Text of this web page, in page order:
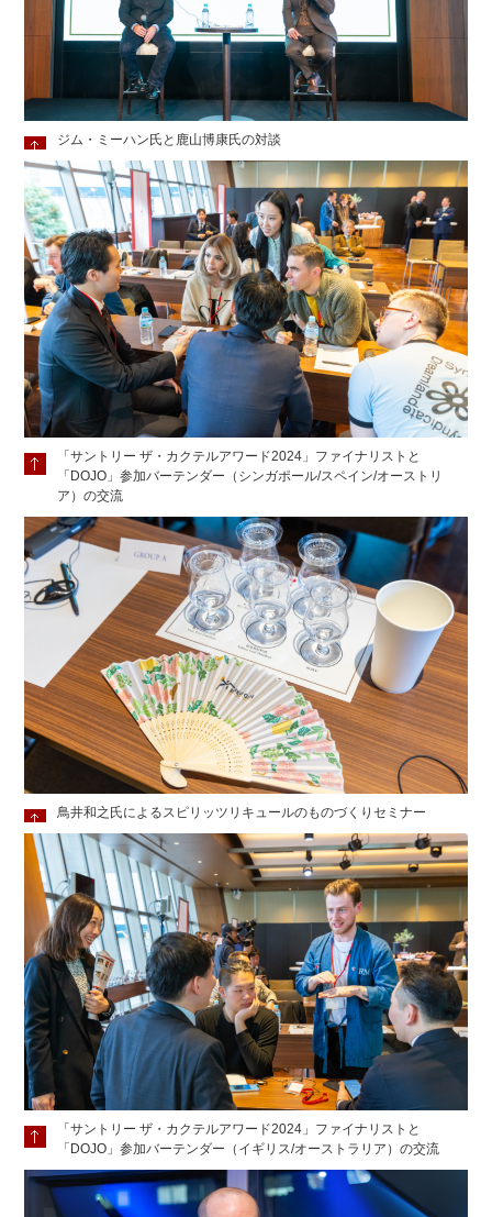
ジム・ミーハン氏と鹿山博康氏の対談
「サントリー ザ・カクテルアワード2024」ファイナリストと
「DOJO」参加バーテンダー（シンガポール/スペイン/オーストリ
ア）の交流
鳥井和之氏によるスピリッツリキュールのものづくりセミナー
「サントリー ザ・カクテルアワード2024」ファイナリストと
「DOJO」参加バーテンダー（イギリス/オーストラリア）の交流